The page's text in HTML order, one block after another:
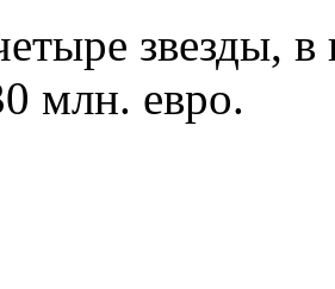
звезды,
млн. евро.